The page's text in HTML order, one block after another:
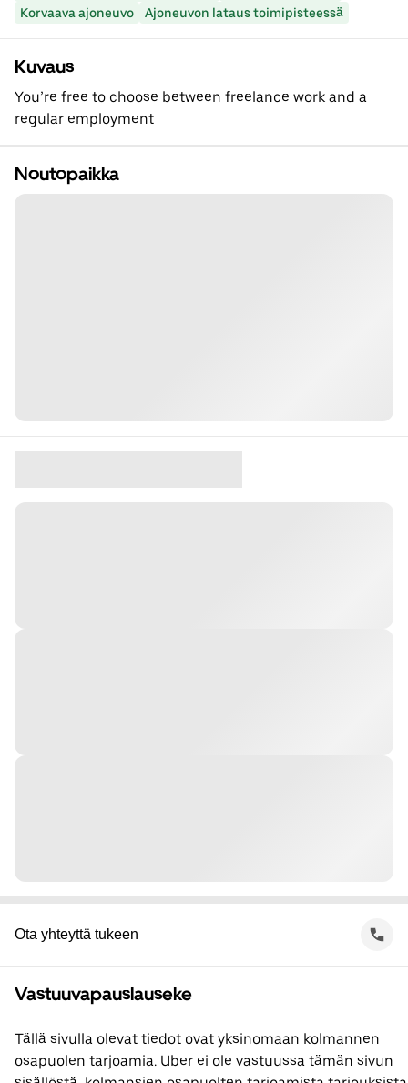
Korvaava ajoneuvo
Ajoneuvon lataus toimipisteessä
Kuvaus
You’re free to choose between freelance work and a
regular employment
Noutopaikka
Ota yhteyttä tukeen
Vastuuvapauslauseke
Tällä sivulla olevat tiedot ovat yksinomaan kolmannen
osapuolen tarjoamia. Uber ei ole vastuussa tämän sivun